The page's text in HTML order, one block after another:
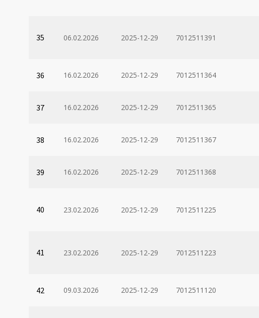
35 06.02.2026 2025-12-29 7012511391
36 16.02.2026 2025-12-29 7012511364
37 16.02.2026 2025-12-29 7012511365
38 16.02.2026 2025-12-29 7012511367
39 16.02.2026 2025-12-29 7012511368
40 23.02.2026 2025-12-29 7012511225
41 23.02.2026 2025-12-29 7012511223
42 09.03.2026 2025-12-29 7012511120